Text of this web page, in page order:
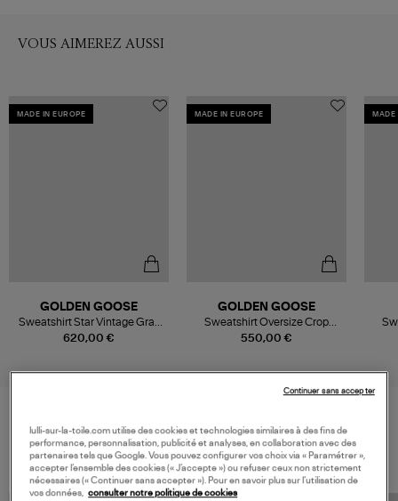
VOUS AIMEREZ AUSSI
MADE IN EUROPE
620,00 €
GOLDEN GOOSE
Sweatshirt Star Vintage Gray
Melange
MADE IN EUROPE
550,00 €
GOLDEN GOOSE
Sweatshirt Oversize Crop
Vintage Gray Melange
MADE
VOS DERNIERS PRODUITS VUS
lulli-sur-la-toile.com utilise des cookies et technologies similaires à des fins de
performance, personnalisation, publicité et analyses, en collaboration avec des
partenaires tels que Google. Vous pouvez configurer vos choix via « Paramétrer »,
accepter l’ensemble des cookies (« J’accepte ») ou refuser ceux non strictement
nécessaires (« Continuer sans accepter »). Pour en savoir plus sur l’utilisation de
vos données, consulter notre politique de cookies
Continuer sans accepter